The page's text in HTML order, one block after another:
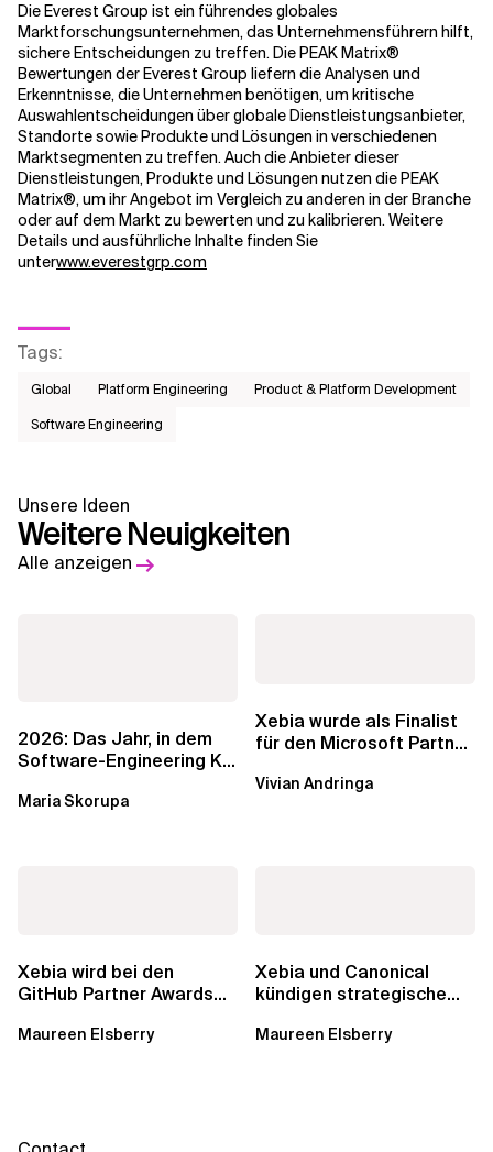
Die Everest Group ist ein führendes globales
Marktforschungsunternehmen, das Unternehmensführern hilft,
sichere Entscheidungen zu treffen. Die PEAK Matrix®
Bewertungen der Everest Group liefern die Analysen und
Erkenntnisse, die Unternehmen benötigen, um kritische
Auswahlentscheidungen über globale Dienstleistungsanbieter,
Standorte sowie Produkte und Lösungen in verschiedenen
Marktsegmenten zu treffen. Auch die Anbieter dieser
Dienstleistungen, Produkte und Lösungen nutzen die PEAK
Matrix®, um ihr Angebot im Vergleich zu anderen in der Branche
oder auf dem Markt zu bewerten und zu kalibrieren. Weitere
Details und ausführliche Inhalte finden Sie
unterwww.everestgrp.com
Tags:
Global Platform Engineering
Product & Platform Development
Software Engineering
Unsere Ideen
Weitere Neuigkeiten
Alle anzeigen
2026: Das Jahr, in dem
Software-Engineering KI-
Maria Skorupa
Xebia wurde als Finalist
für den Microsoft Partner
der...
Vivian Andringa
Xebia wird bei den
GitHub Partner Awards
Maureen Elsberry
Xebia und Canonical
kündigen strategische
Source und...
Maureen Elsberry